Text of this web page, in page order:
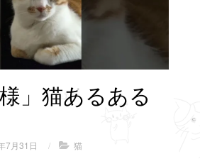
」猫あるある
7月31日 / 猫